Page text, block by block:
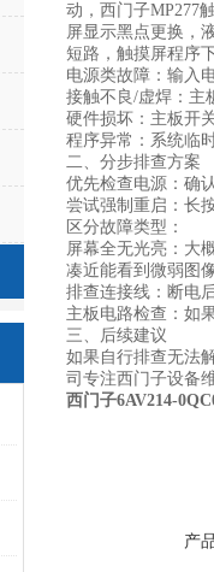
动，西门子MP277
屏显示黑点更换，
短路，触摸屏程序
电源类故障：输入
接触不良/虚焊：主
硬件损坏：主板开
程序异常：系统临
二、分步排查方案
优先检查电源‌：确
尝试强制重启‌：长
区分故障类型‌：
屏幕全无光亮：大
凑近能看到微弱图
排查连接线‌：断电
主板电路检查‌：如
三、后续建议
如果自行排查无法
司专注西门子设备
西门子6AV214-
产